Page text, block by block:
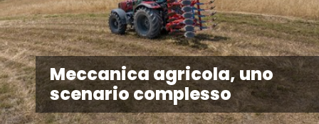
Meccanica agricola, uno
scenario complesso